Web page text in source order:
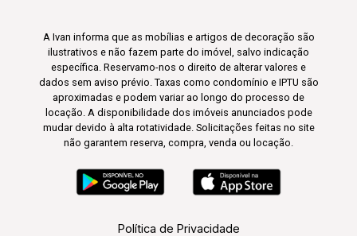
A Ivan informa que as mobílias e artigos de decoração são
ilustrativos e não fazem parte do imóvel, salvo indicação
específica. Reservamo-nos o direito de alterar valores e
dados sem aviso prévio. Taxas como condomínio e IPTU são
aproximadas e podem variar ao longo do processo de
locação. A disponibilidade dos imóveis anunciados pode
mudar devido à alta rotatividade. Solicitações feitas no site
não garantem reserva, compra, venda ou locação.
Política de Privacidade